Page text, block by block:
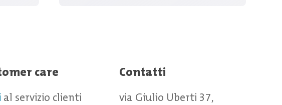
care
al servizio clienti
Contatti
via Giulio Uberti 37,